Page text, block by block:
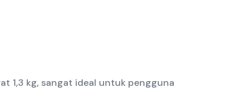
1,3 kg, sangat ideal untuk pengguna